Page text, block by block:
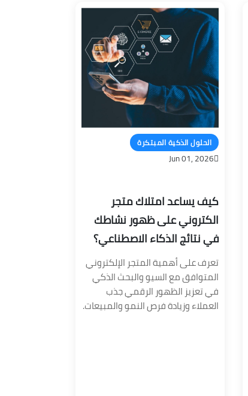
الحلول الذكية المبتكرة
Jun 01, 2026
كيف يساعد امتلاك متجر
الكتروني على ظهور نشاطك
في نتائج الذكاء الاصطناعي؟
تعرف على أهمية المتجر الإلكتروني
المتوافق مع السيو والبحث الذكي
في تعزيز الظهور الرقمي جذب
العملاء وزيادة فرص النمو والمبيعات.